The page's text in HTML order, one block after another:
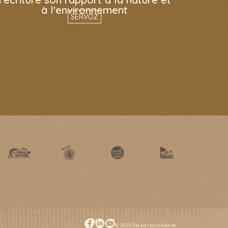
à l'environnement
SERVOZ
© 2025 Site par touch&taste